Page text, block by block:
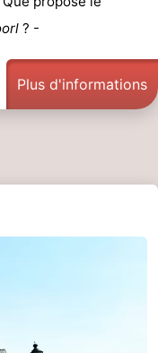
? -
Plus d'informations